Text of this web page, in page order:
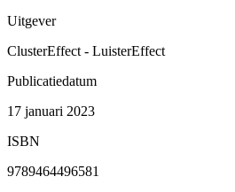
Uitgever
ClusterEffect - LuisterEffect
Publicatiedatum
17 januari 2023
ISBN
9789464496581